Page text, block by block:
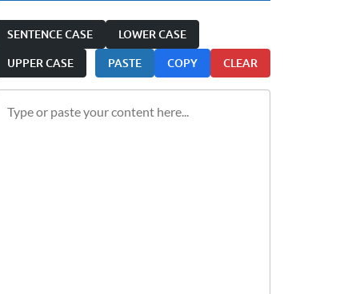
SENTENCE CASE LOWER CASE
UPPER CASE PASTE COPY CLEAR